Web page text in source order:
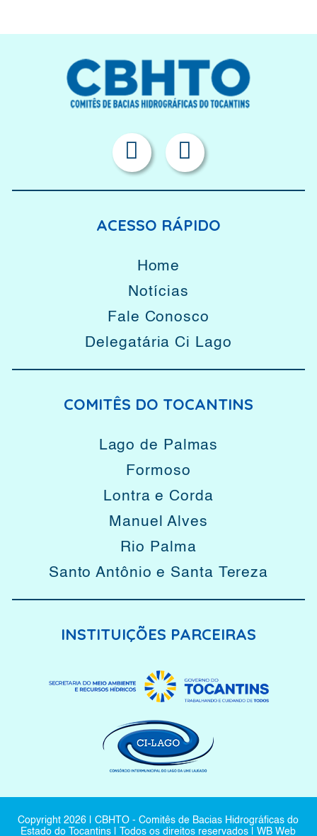
ACESSO RÁPIDO
Home
Notícias
Fale Conosco
Delegatária Ci Lago
COMITÊS DO TOCANTINS
Lago de Palmas
Formoso
Lontra e Corda
Manuel Alves
Rio Palma
Santo Antônio e Santa Tereza
INSTITUIÇÕES PARCEIRAS
Copyright2026 | CBHTO - Comitês de Bacias Hidrográficas do
Estado do Tocantins | Todos os direitos reservados |WB Web